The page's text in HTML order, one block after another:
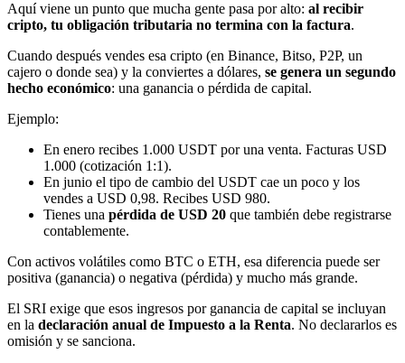
Aquí viene un punto que mucha gente pasa por alto: al recibir
cripto, tu obligación tributaria no termina con la factura.
Cuando después vendes esa cripto (en Binance, Bitso, P2P, un
cajero o donde sea) y la conviertes a dólares, se genera un segundo
hecho económico: una ganancia o pérdida de capital.
Ejemplo:
En enero recibes 1.000 USDT por una venta. Facturas USD
1.000 (cotización 1:1).
En junio el tipo de cambio del USDT cae un poco y los
vendes a USD 0,98. Recibes USD 980.
Tienes una pérdida de USD 20 que también debe registrarse
contablemente.
Con activos volátiles como BTC o ETH, esa diferencia puede ser
positiva (ganancia) o negativa (pérdida) y mucho más grande.
El SRI exige que esos ingresos por ganancia de capital se incluyan
en la declaración anual de Impuesto a la Renta. No declararlos es
omisión y se sanciona.